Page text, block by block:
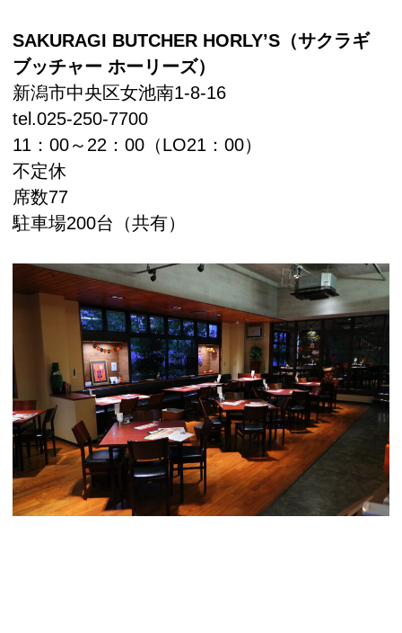
SAKURAGI BUTCHER HORLY’S（サクラギ
ブッチャー ホーリーズ）
新潟市中央区女池南1-8-16
tel.025-250-7700
11：00～22：00（LO21：00）
不定休
席数77
駐車場200台（共有）